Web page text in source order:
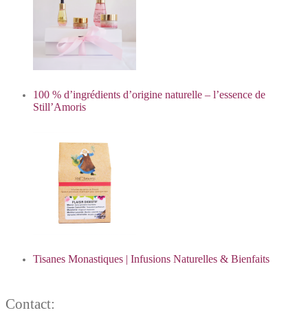
100 % d’ingrédients d’origine naturelle – l’essence de
Still’Amoris
Tisanes Monastiques | Infusions Naturelles & Bienfaits
Contact: